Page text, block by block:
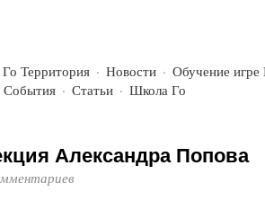
Территория · Новости · Обучение игре
События · Статьи · Школа Го
Александра Попова